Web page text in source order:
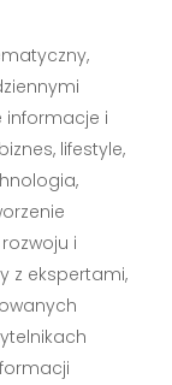
informacje i
lifestyle,
i
z ekspertami,